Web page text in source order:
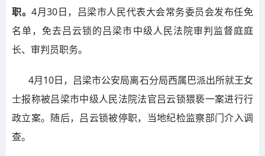
职。4月30日，吕梁市人民代表大会常务委员会发布任免
名单，免去吕云锁的吕梁市中级人民法院审判监督庭庭
长、审判员职务。
4月10日，吕梁市公安局离石分局西属巴派出所就王女
士报称被吕梁市中级人民法院法官吕云锁猥亵一案进行行
政立案。随后，吕云锁被停职，当地纪检监察部门介入调
查。